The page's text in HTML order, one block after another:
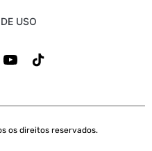
USO
os direitos reservados.